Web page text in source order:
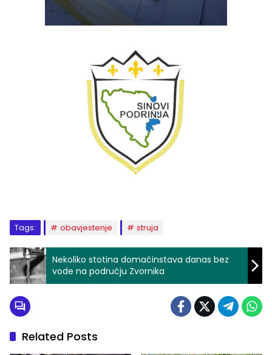
Tags: obavjestenje struja
Nekoliko stotina domaćinstava danas bez
vode na području Zvornika
Related Posts